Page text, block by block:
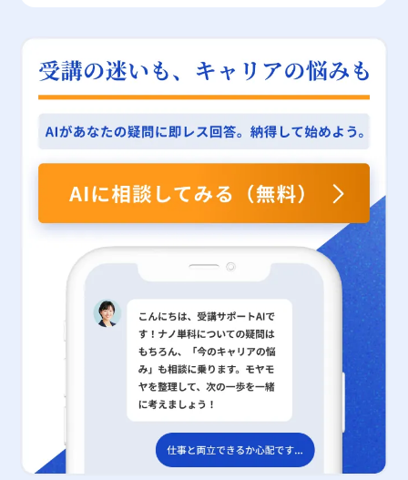
業務の効率化や精緻なマーケティング戦略の構築を促進できること
り、今後のキャリアにおいて大きな武器となるはずです。 本記事
的な意思決定を行う上での一助となることを願っています。度数分
布の理論と実務的な作成方法を正確に理解し、将来的なビジネスシ
ーンでの活躍にぜひお役立てください。
テーションは過去のデータや実績に依存して評価が行われるため、
め、システム間での評価方法にばらつきが生じる場合もあります。
が低下するリスクも存在するため、常に個別の環境や状況に応じた
運用が求められます。 さらに、レピュテーションだけに依存する
セキュリティ対策は、万能ではなく、多層的なセキュリティアプロ
ーチとの併用が重要となります。具体的には、OSやシステムの定
期的な更新、Web無害化による悪意あるスクリプトの無効化、強
固なパスワード管理や多要素認証の実装、そして信頼性の高いセキ
ュリティ対策ソフトの導入などが挙げられます。これらの対策とレ
ピュテーションを組み合わせることで、より包括的かつ堅牢なセキ
ュリティ体制が構築され、万全のリスク管理が可能になるのです。
例えば、テレワークやリモートワークの普及に伴い、企業内部から
の情報漏洩や不正アクセスなど、新たなリスクへの対応も急務とな
っています。このような環境下では、単一の対策だけではなく、複
数のセキュリティソリューションを統合した運用が求められ、レピ
ュテーションはその一翼を担うものとして位置付けられています。
近年のサイバー攻撃の多様化や巧妙化を鑑みると、レピュテーショ
ンの自動監視機能が持つ有用性はさらに高まっていると言えるでし
ょう。 他のセキュリティ対策との連携と実践例 レピュテーション
るには限界があることも留意すべきです。加えて、先延ばし行動の
み依存することは避け、複数の観点からのアプローチが今後の研究
する適切な期待感を醸成するための研修プログラムやキャリアカウ
ンセリングの充実が有用であり、個人が自らの時間観を再評価する
機会を提供することも、先延ばし行動の改善に向けた重要な取り組
みとなるでしょう。 まとめ 今回の研究は、先延ばし癖という現代
人が直面する重大な課題に対して、未来に対する楽観的な認識が如
何に効果的に機能するかという視点を提供しました。新たな指標で
ある「時系列的ストレス観」と「時系列的幸福観」を活用すること
で、過去から未来にかけての感情の変化を定量的に把握し、特に未
来に対する希望や楽観的思考が深刻な先延ばし行動を抑制する効果
を持つことが実証されました。この成果は、個々人が自己管理能力
を向上させ、より有意義な行動を選択する上での理論的根拠となる
と同時に、ビジネス分野や教育分野における実践的なアプローチの
構築にも寄与するものです。ただし、楽観的な未来認識を促すにあ
たっては、現実のリスクや課題を見据える姿勢とのバランスが必要
であり、十分なサポート体制の整備や多角的なアプローチが求めら
れます。今後は、現場における具体的な介入策の開発や個々人の時
間観を改善するためのプログラムの導入が、先延ばし行動のさらな
ンといった質的側面を包括的に評価できること ・プロセスや行
動、意欲など、業績に至るまでの過程を評価することで、今後の課
題や改善点が見えてくること ・顧客の声や市場の反応など、フィ
ードバックから新たな戦略やサービス改善に結びつけることができ
る点 一方で、定性的評価には評価者の主観が大きく影響しやすい
というデメリットもあります。基準が明確でないために、評価基準
の統一や評価者間の認識の乖離が起こりやすく、結果として評価の
公平性に疑問が生じることがあります。また、どの程度の「質」が
高いと評価するか、具体的な数値化が困難な要素については、評価
の基準や尺度の設定が不十分な場合、社員間の納得感を得ることが
難しくなる可能性があります。こうした問題に対しては、多面的な
評価制度の導入や評価者間での認識統一を図るための教育・研修が
求められます。 定量的・定性的評価の使い分けと実践的活用法 ビ
ジネス現場では、定量的評価と定性的評価の双方をバランスよく活
用することが求められます。例えば、目標設定の段階では、具体的
な売上金額や契約件数などの定量目標を設定し、その達成度を数値
化することで、業務の進捗や成果を明確に把握することができま
す。これに対して、業務プロセスやチーム内のコミュニケーショ
ン、リーダーシップといった定性的な側面については、各メンバー
の自己評価や上司評価、または360度評価などを取り入れることに
より、より包括的な評価が実現可能となります。 定量的・定性的
の使い分けは、業種や業務内容、さらには企業文化によっても最適